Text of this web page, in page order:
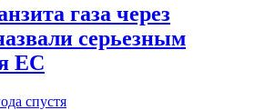
газа через
серьезным
ЕС
спустя